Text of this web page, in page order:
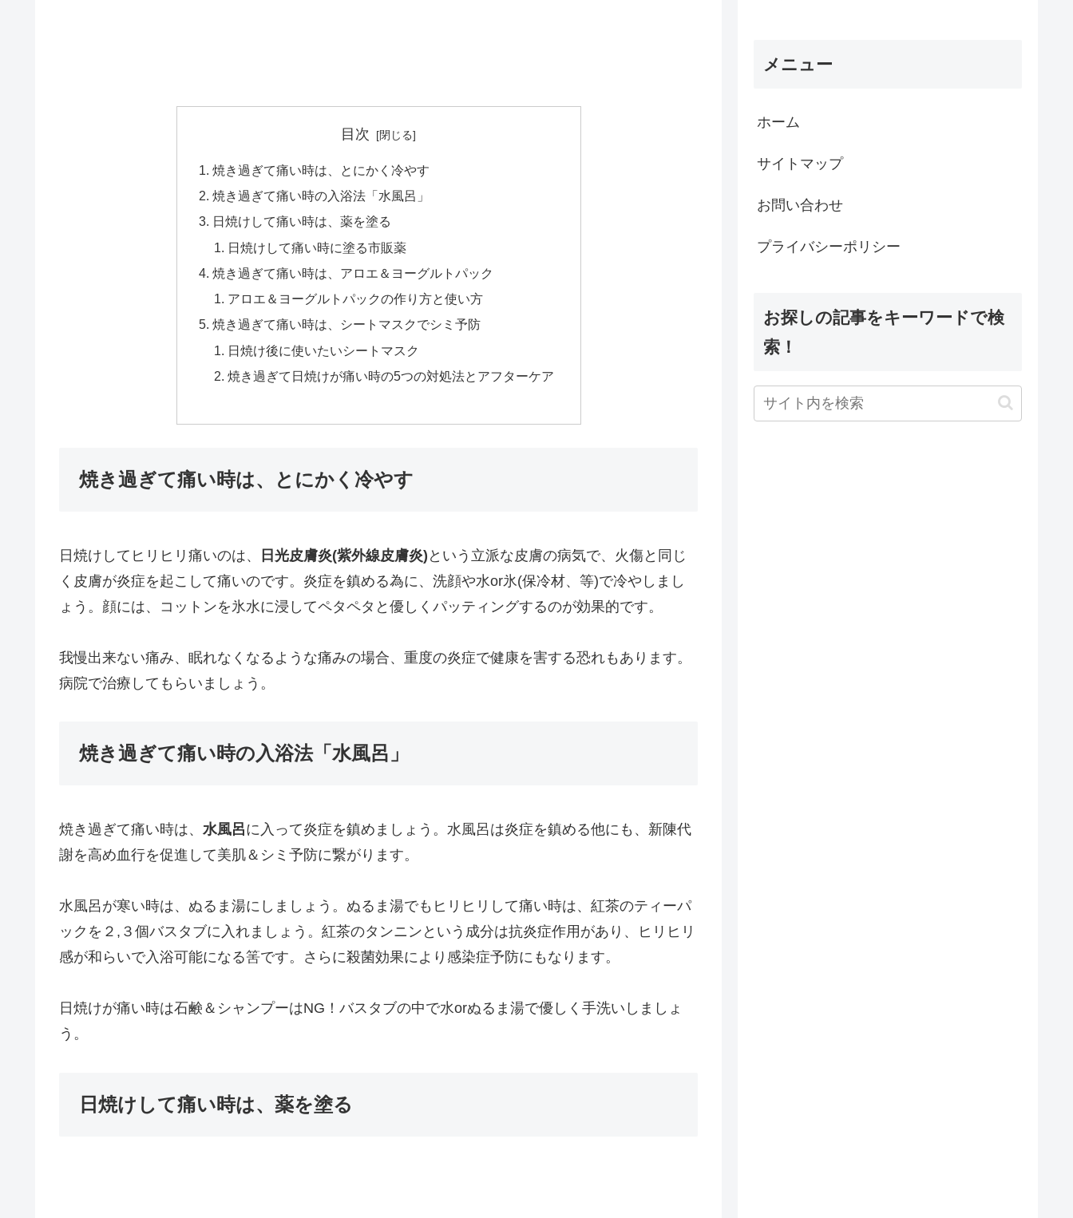
目次
焼き過ぎて痛い時は、とにかく冷やす
焼き過ぎて痛い時の入浴法「水風呂」
日焼けして痛い時は、薬を塗る
日焼けして痛い時に塗る市販薬
焼き過ぎて痛い時は、アロエ＆ヨーグルトパック
アロエ＆ヨーグルトパックの作り方と使い方
焼き過ぎて痛い時は、シートマスクでシミ予防
日焼け後に使いたいシートマスク
焼き過ぎて日焼けが痛い時の5つの対処法とアフターケア
焼き過ぎて痛い時は、とにかく冷やす
日焼けしてヒリヒリ痛いのは、 日光皮膚炎(紫外線皮膚炎) という立派な皮膚の病気で、火傷と同じ
く皮膚が炎症を起こして痛いのです。炎症を鎮める為に、洗顔や水or氷(保冷材、等)で冷やしまし
ょう。顔には、コットンを氷水に浸してペタペタと優しくパッティングするのが効果的です。
我慢出来ない痛み、眠れなくなるような痛みの場合、重度の炎症で健康を害する恐れもあります。
病院で治療してもらいましょう。
焼き過ぎて痛い時の入浴法「水風呂」
焼き過ぎて痛い時は、 水風呂に入って炎症を鎮めましょう。水風呂は炎症を鎮める他にも、新陳代
謝を高め血行を促進して美肌＆シミ予防に繋がります。
水風呂が寒い時は、ぬるま湯にしましょう。ぬるま湯でもヒリヒリして痛い時は、紅茶のティーパ
ックを２,３個バスタブに入れましょう。紅茶のタンニンという成分は抗炎症作用があり、ヒリヒリ
感が和らいで入浴可能になる筈です。さらに殺菌効果により感染症予防にもなります。
日焼けが痛い時は石鹸＆シャンプーはNG！バスタブの中で水orぬるま湯で優しく手洗いしましょ
う。
日焼けして痛い時は、薬を塗る
メニュー
ホーム
サイトマップ
お問い合わせ
プライバシーポリシー
お探しの記事をキーワードで検
索！